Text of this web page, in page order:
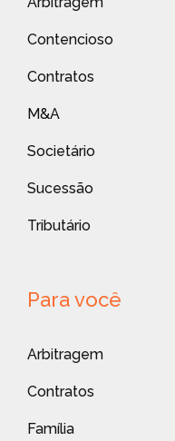
Contencioso
Contratos
M&A
Societário
Sucessão
Tributário
Para você
Arbitragem
Contratos
Família